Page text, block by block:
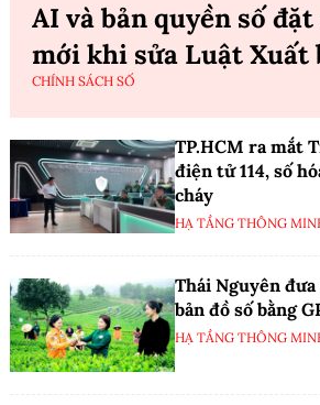
AI và bản quyền số
mới khi sửa Luật Xuất
CHÍNH SÁCH SỐ
TP.HCM ra mắt
điện tử 114, số
cháy
HẠ TẦNG THÔNG
Thái Nguyên
bản đồ số bằng
HẠ TẦNG THÔNG